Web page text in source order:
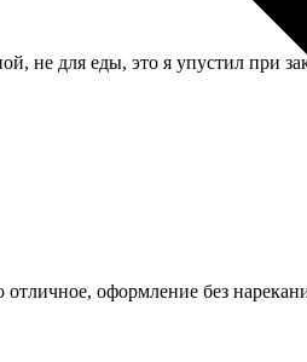
не для еды, это я упустил при
отличное, оформление без